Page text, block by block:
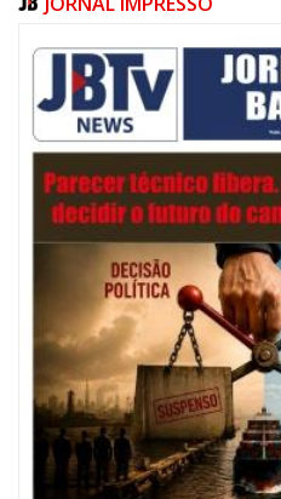
06/08/2026 | 07:00
Festival de Pesca de Praia vai
ITAJAÍ